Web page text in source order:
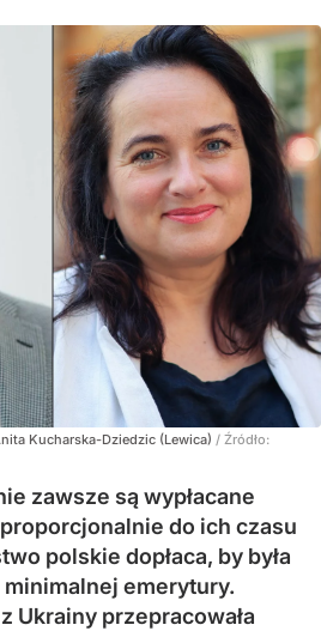
Kucharska-Dziedzic (Lewica) / Źródło:
zawsze są wypłacane
do ich czasu
polskie dopłaca, by była
emerytury.
Ukrainy przepracowała